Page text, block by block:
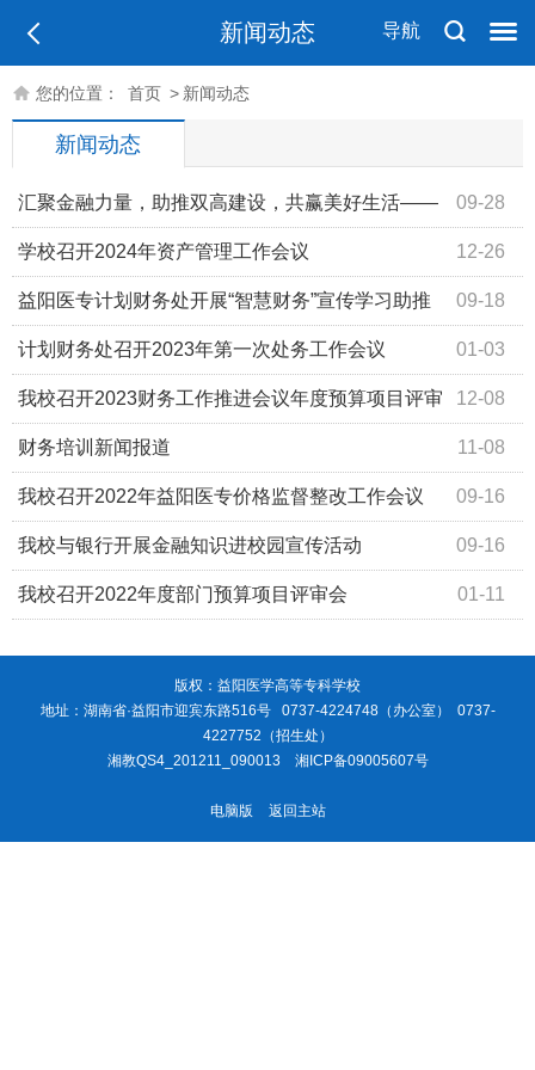
导航
新闻动态
您的位置： 首页 > 新闻动态
新闻动态
09-28
汇聚金融力量，助推双高建设，共赢美好生活——
益阳农行走进医专开展金融知识集中宣讲活动 12-26
学校召开2024年资产管理工作会议
09-18
益阳医专计划财务处开展“智慧财务”宣传学习助推
学校“双高”建设 01-03
计划财务处召开2023年第一次处务工作会议
12-08
我校召开2023财务工作推进会议年度预算项目评审
会 11-08
财务培训新闻报道
09-16
我校召开2022年益阳医专价格监督整改工作会议
09-16
我校与银行开展金融知识进校园宣传活动
01-11
我校召开2022年度部门预算项目评审会
版权：益阳医学高等专科学校
地址：湖南省·益阳市迎宾东路516号 0737-4224748（办公室） 0737-
4227752（招生处）
湘教QS4_201211_090013 湘ICP备09005607号
电脑版 返回主站